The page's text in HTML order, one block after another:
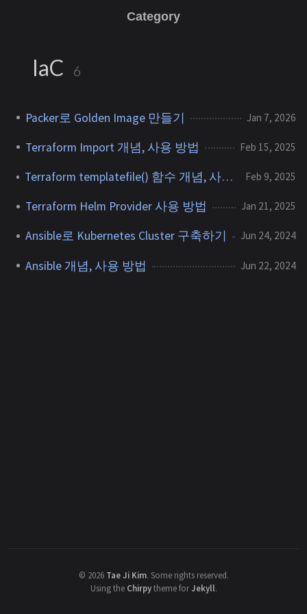
Category
IaC 6
Packer로 Golden Image 만들기 Jan 7, 2026
Terraform Import 개념, 사용 방법 Feb 15, 2025
Terraform templatefile() 함수 개념, 사용 방법 Feb 9, 2025
Terraform Helm Provider 사용 방법 Jan 21, 2025
Ansible로 Kubernetes Cluster 구축하기 Jun 24, 2024
Ansible 개념, 사용 방법 Jun 22, 2024
© 2026 Tae Ji Kim. Some rights reserved.
Using the Chirpytheme forJekyll.